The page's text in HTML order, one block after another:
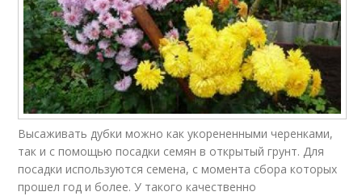
Высаживать дубки можно как укорененными черенками,
так и с помощью посадки семян в открытый грунт. Для
посадки используются семена, с момента сбора которых
прошел год и более. У такого качественно